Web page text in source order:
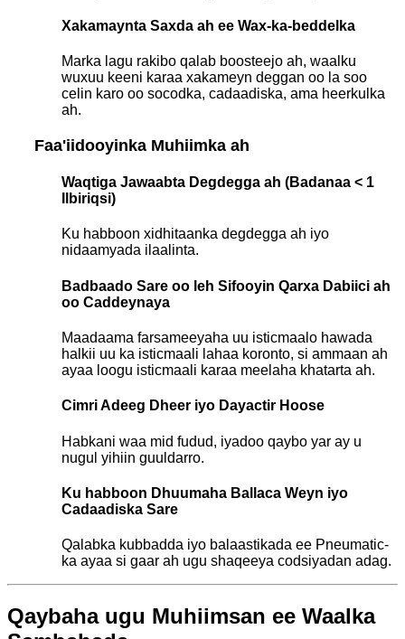
Xakamaynta Saxda ah ee Wax-ka-beddelka
Marka lagu rakibo qalab boosteejo ah, waalku
wuxuu keeni karaa xakameyn deggan oo la soo
celin karo oo socodka, cadaadiska, ama heerkulka
ah.
Faa'iidooyinka Muhiimka ah
Waqtiga Jawaabta Degdegga ah (Badanaa < 1
Ilbiriqsi)
Ku habboon xidhitaanka degdegga ah iyo
nidaamyada ilaalinta.
Badbaado Sare oo leh Sifooyin Qarxa Dabiici ah
oo Caddeynaya
Maadaama farsameeyaha uu isticmaalo hawada
halkii uu ka isticmaali lahaa koronto, si ammaan ah
ayaa loogu isticmaali karaa meelaha khatarta ah.
Cimri Adeeg Dheer iyo Dayactir Hoose
Habkani waa mid fudud, iyadoo qaybo yar ay u
nugul yihiin guuldarro.
Ku habboon Dhuumaha Ballaca Weyn iyo
Cadaadiska Sare
Qalabka kubbadda iyo balaastikada ee Pneumatic-
ka ayaa si gaar ah ugu shaqeeya codsiyadan adag.
Qaybaha ugu Muhiimsan ee Waalka